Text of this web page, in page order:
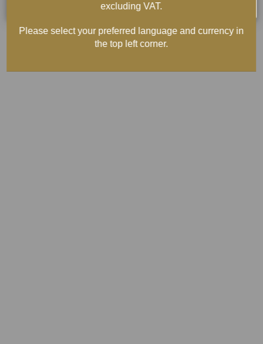
excluding VAT.
Please select your preferred language and currency in
the top left corner.